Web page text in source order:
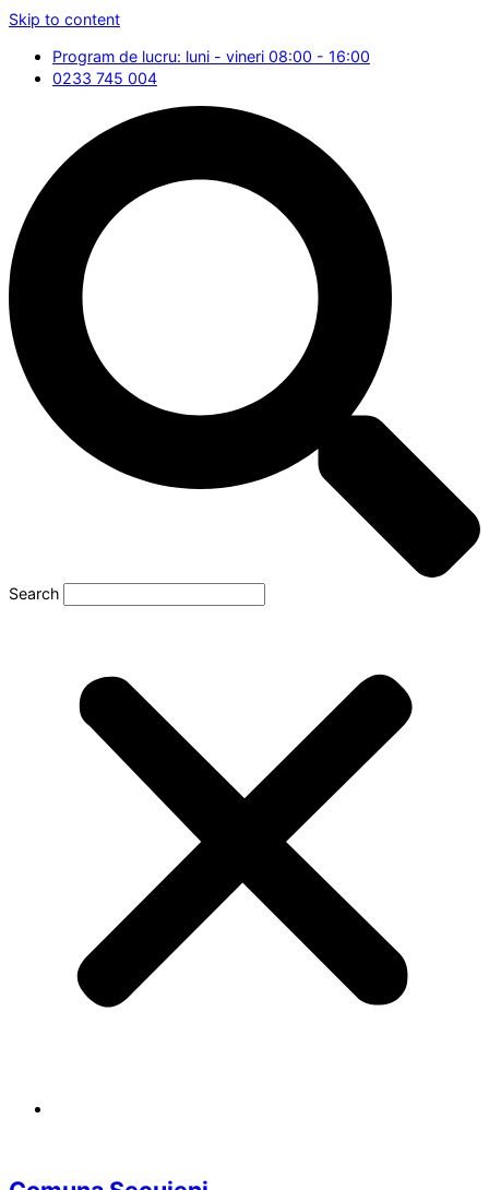
Skip to content
Program de lucru: luni - vineri 08:00 - 16:00
0233 745 004
Search